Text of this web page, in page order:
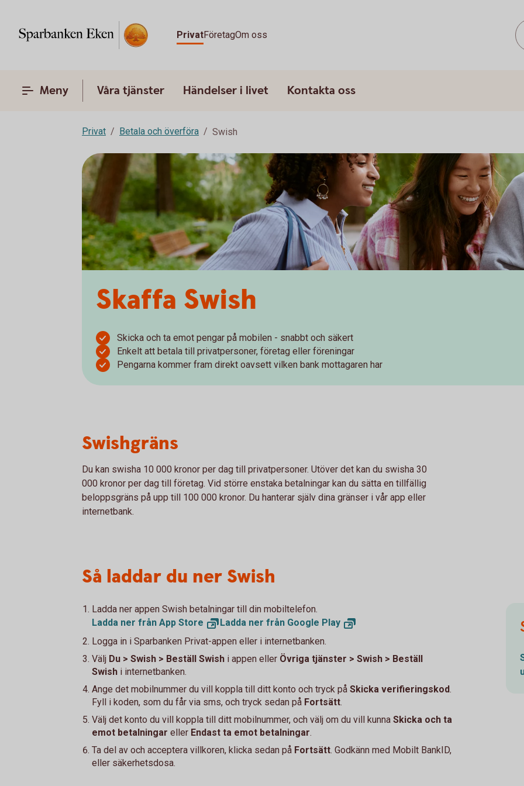
PrivatFöretagOm oss
Meny Våra tjänster Händelser i livet Kontakta oss
Privat Betala och överföra Swish
Skaffa Swish
Skicka och ta emot pengar på mobilen - snabbt och säkert
Enkelt att betala till privatpersoner, företag eller föreningar
Pengarna kommer fram direkt oavsett vilken bank mottagaren har
Swishgräns
Du kan swisha 10 000 kronor per dag till privatpersoner. Utöver det kan du swisha 30
000 kronor per dag till företag. Vid större enstaka betalningar kan du sätta en tillfällig
beloppsgräns på upp till 100 000 kronor. Du hanterar själv dina gränser i vår app eller
internetbank.
Så laddar du ner Swish
Ladda ner appen Swish betalningar till din mobiltelefon.
Ladda ner från App Store Ladda ner från Google Play
Logga in i Sparbanken Privat-appen eller i internetbanken.
Välj Du > Swish > Beställ Swish i appen eller Övriga tjänster > Swish > Beställ
Swish i internetbanken.
Ange det mobilnummer du vill koppla till ditt konto och tryck på Skicka verifieringskod.
Fyll i koden, som du får via sms, och tryck sedan på Fortsätt.
Välj det konto du vill koppla till ditt mobilnummer, och välj om du vill kunna Skicka och ta
emot betalningar eller Endast ta emot betalningar.
Ta del av och acceptera villkoren, klicka sedan på Fortsätt. Godkänn med Mobilt BankID,
eller säkerhetsdosa.